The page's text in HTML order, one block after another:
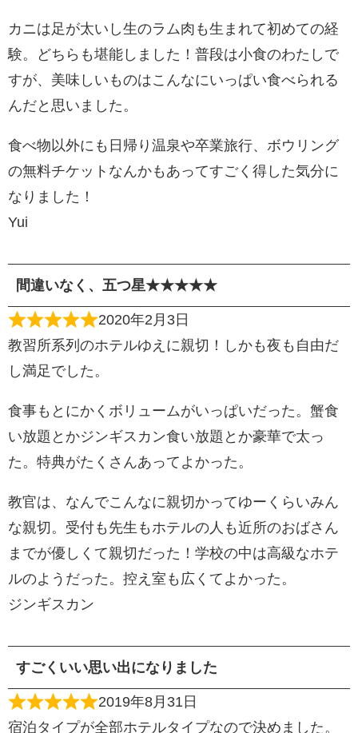
カニは足が太いし生のラム肉も生まれて初めての経
験。どちらも堪能しました！普段は小食のわたしで
すが、美味しいものはこんなにいっぱい食べられる
んだと思いました。
食べ物以外にも日帰り温泉や卒業旅行、ボウリング
の無料チケットなんかもあってすごく得した気分に
なりました！
Yui
間違いなく、五つ星★★★★★
2020年2月3日
教習所系列のホテルゆえに親切！しかも夜も自由だ
し満足でした。
食事もとにかくボリュームがいっぱいだった。蟹食
い放題とかジンギスカン食い放題とか豪華で太っ
た。特典がたくさんあってよかった。
教官は、なんでこんなに親切かってゆーくらいみん
な親切。受付も先生もホテルの人も近所のおばさん
までが優しくて親切だった！学校の中は高級なホテ
ルのようだった。控え室も広くてよかった。
ジンギスカン
すごくいい思い出になりました
2019年8月31日
宿泊タイプが全部ホテルタイプなので決めました。